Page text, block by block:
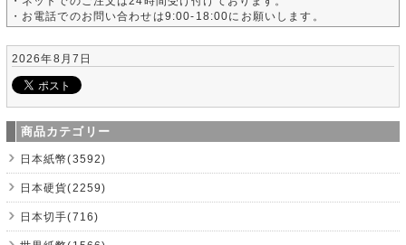
・お電話でのお問い合わせは9:00-18:00にお願いします。
2026年8月7日
商品カテゴリー
日本紙幣(3592)
日本硬貨(2259)
日本切手(716)